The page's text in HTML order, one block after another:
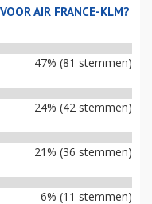
AIR FRANCE-KLM?
47% (81 stemmen)
24% (42 stemmen)
21% (36 stemmen)
6% (11 stemmen)